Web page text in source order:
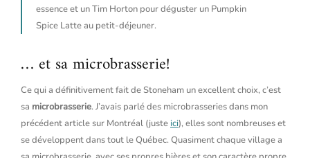
essence et un Tim Horton pour déguster un Pumpkin
Spice Latte au petit-déjeuner.
… et sa microbrasserie!
Ce qui a définitivement fait de Stoneham un excellent choix, c’est
sa microbrasserie. J’avais parlé des microbrasseries dans mon
précédent article sur Montréal (justeici), elles sont nombreuses et
se développent dans tout le Québec. Quasiment chaque village a